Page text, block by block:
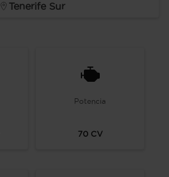
Tenerife Sur
Potencia
70CV